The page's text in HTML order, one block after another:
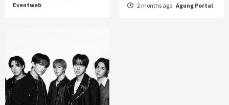
Eventweb
2 months ago Agung Portal